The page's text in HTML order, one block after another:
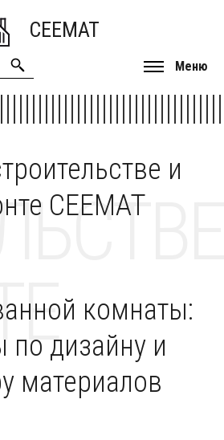
CEEMAT
Меню
и
CEEMAT
комнаты:
по дизайну и
материалов